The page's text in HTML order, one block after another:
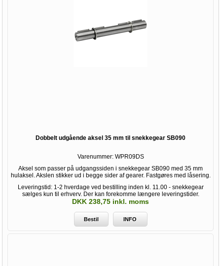
Dobbelt udgående aksel 35 mm til snekkegear SB090
Varenummer: WPR09DS
Aksel som passer på udgangssiden i snekkegear SB090 med 35 mm
hulaksel. Akslen stikker ud i begge sider af gearer. Fastgøres med låsering.
Leveringstid: 1-2 hverdage ved bestilling inden kl. 11.00 - snekkegear
sælges kun til erhverv. Der kan forekomme længere leveringstider.
DKK 238,75 inkl. moms
Bestil INFO